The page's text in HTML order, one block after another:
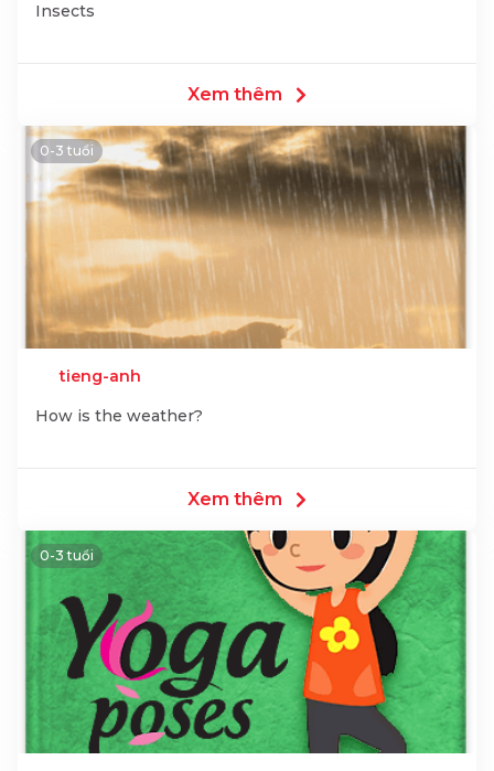
Insects
Xem thêm
0-3 tuổi
tieng-anh
How is the weather?
Xem thêm
0-3 tuổi